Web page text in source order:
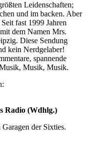
Leidenschaften;
und im backen. Aber
fast 1999 Jahren
dem Namen Mrs.
Diese Sendung
kein Nerdgelaber!
spannende
Musik, Musik.
Radio (Wdhlg.)
der Sixties.